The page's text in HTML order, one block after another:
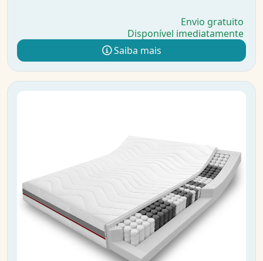
Envio gratuito
Disponível imediatamente
Saiba mais